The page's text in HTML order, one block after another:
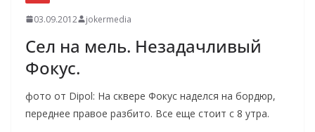
03.09.2012 jokermedia
Сел на мель. Незадачливый
Фокус.
фото от Dipol: На сквере Фокус наделся на бордюр,
переднее правое разбито. Все еще стоит с 8 утра.